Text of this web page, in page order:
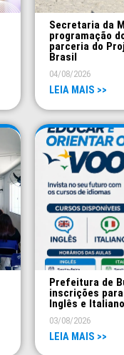
Secretaria da
programação
parceria do
Brasil
04/08/2026
LEIA MAIS >>
Prefeitura de
inscrições
Inglês e Italiano
03/08/2026
LEIA MAIS >>